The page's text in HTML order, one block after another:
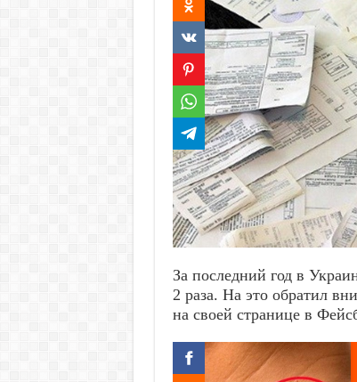
За последний год в
2 раза. На это обратил
на своей странице в